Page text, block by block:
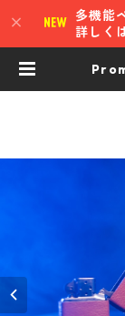
多機能
詳しく